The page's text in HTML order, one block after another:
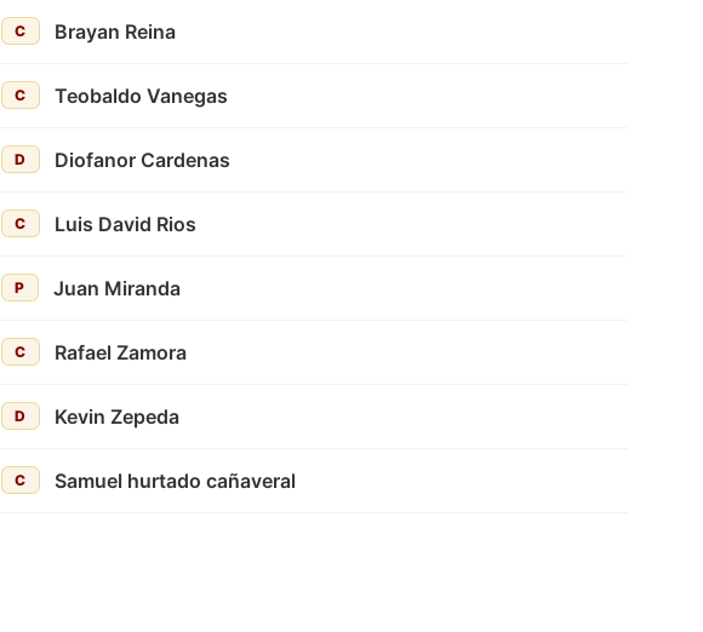
C Brayan Reina
C Teobaldo Vanegas
D Diofanor Cardenas
C Luis David Rios
P Juan Miranda
C Rafael Zamora
D Kevin Zepeda
C Samuel hurtado cañaveral